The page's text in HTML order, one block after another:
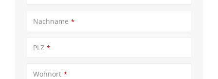
Nachname *
PLZ *
Wohnort *